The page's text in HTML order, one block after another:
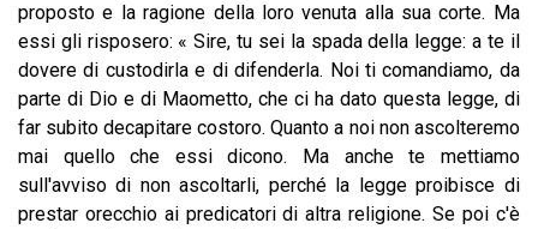
proposto e la ragione della loro venuta alla sua corte. Ma
essi gli risposero: « Sire, tu sei la spada della legge: a te il
dovere di custodirla e di difenderla. Noi ti comandiamo, da
parte di Dio e di Maometto, che ci ha dato questa legge, di
far subito decapitare costoro. Quanto a noi non ascolteremo
mai quello che essi dicono. Ma anche te mettiamo
sull'avviso di non ascoltarli, perché la legge proibisce di
prestar orecchio ai predicatori di altra religione. Se poi c'è